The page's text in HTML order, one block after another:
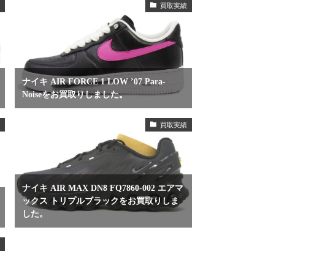
買取実績
ナイキ AIR FORCE 1 LOW ’07 Para-
Noiseをお買取りしました。
買取実績
ナイキ AIR MAX DN8 FQ7860-002 エアマ
ックス トリプルブラックをお買取りしま
した。